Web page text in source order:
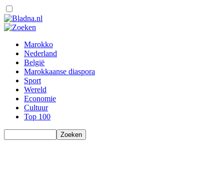
Marokko
Nederland
België
Marokkaanse diaspora
Sport
Wereld
Economie
Cultuur
Top 100